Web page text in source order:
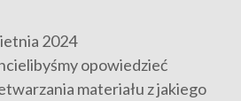
2024
opowiedzieć
materiału z jakiego